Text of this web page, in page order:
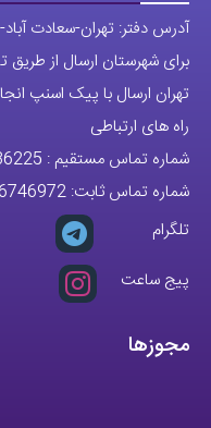
آدرس دفتر: تهران-سعادت آباد-
برای شهرستان ارسال از طریق
تهران ارسال با پیک اسنپ
راه های ارتباطی
شماره تماس مستقیم :
شماره تماس ثابت:
تلگرام
پیج ساعت
مجوزها